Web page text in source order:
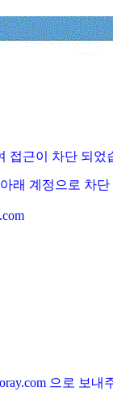
접근이 차단 되었
래 계정으로 차단
으로 보내